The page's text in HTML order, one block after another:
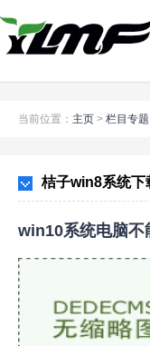
当前位置： 主页 > 栏目专题
桔子win8系统下
win10系统电脑不